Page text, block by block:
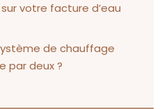
votre facture d’eau
de chauffage
par deux ?